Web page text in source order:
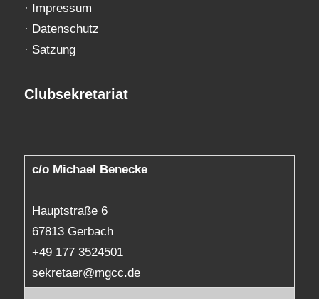
· Impressum
· Datenschutz
· Satzung
Clubsekretariat
c/o Michael Benecke
Hauptstraße 6
67813 Gerbach
+49 177 3524501
sekretaer@mgcc.de